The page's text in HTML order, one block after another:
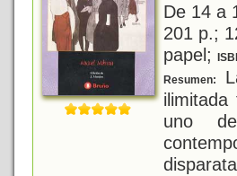
De 14 a
201 p.;
papel;
Resumen:
uno